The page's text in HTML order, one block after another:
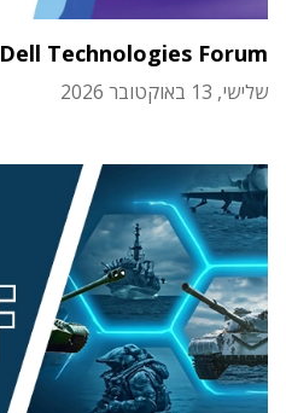
Dell Technologies Forum
שלישי, 13 באוקטובר 2026